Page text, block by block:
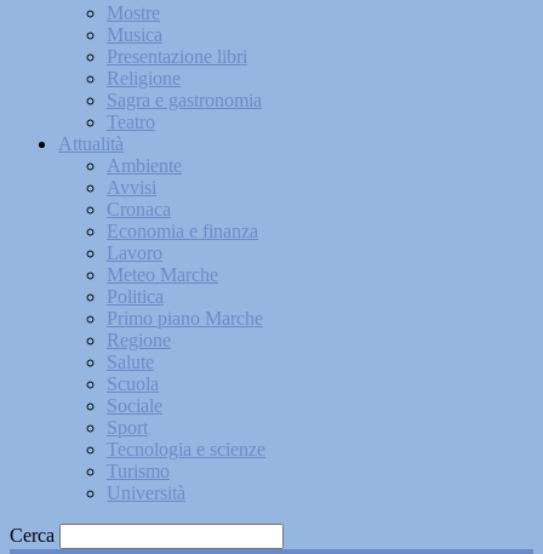
Mostre
Musica
Presentazione libri
Religione
Sagra e gastronomia
Teatro
Attualità
Ambiente
Avvisi
Cronaca
Economia e finanza
Lavoro
Meteo Marche
Politica
Primo piano Marche
Regione
Salute
Scuola
Sociale
Sport
Tecnologia e scienze
Turismo
Università
Cerca